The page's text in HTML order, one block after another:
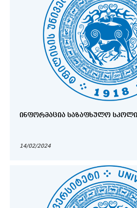
ᲘᲜᲤᲝᲠᲛᲐᲪᲘᲐ ᲡᲐᲖᲐᲤᲮᲣᲚᲝ
14/02/2024